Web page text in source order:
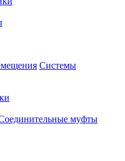
Системы
муфты